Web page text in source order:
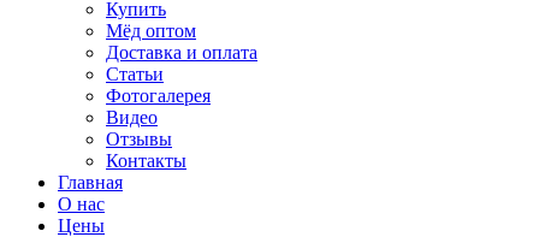
Купить
Мёд оптом
Доставка и оплата
Статьи
Фотогалерея
Видео
Отзывы
Контакты
Главная
О нас
Цены